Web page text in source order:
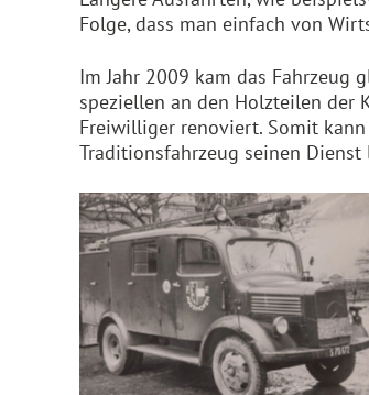
Folge, dass man einfach von
Im Jahr 2009 kam das Fahrzeug
speziellen an den Holzteilen der
Freiwilliger renoviert. Somit
Traditionsfahrzeug seinen Dienst
Historisches Einsatzfahrzeug
der Freiwilligen Feuerwehr
Maishofen, Oldtimer mit
Feuerwehrtechnik